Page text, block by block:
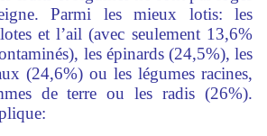
Parmi les mieux lotis: les
et l’ail (avec seulement 13,6%
les épinards (24,5%), les
(24,6%) ou les légumes racines,
de terre ou les radis (26%).